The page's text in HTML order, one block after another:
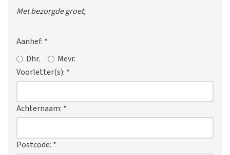
Met bezorgde groet,
Aanhef: *
Dhr.
Mevr.
Voorletter(s): *
Achternaam: *
Postcode: *